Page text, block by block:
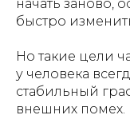
начать заново,
быстро
Но такие цели
у человека
стабильный
внешних помех.